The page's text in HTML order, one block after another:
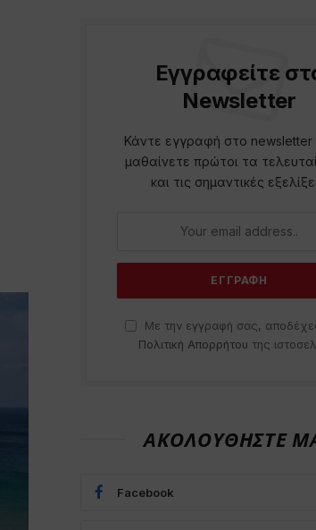
Εγγραφείτε
Newsletter
Κάντε εγγραφή στο newsletter
μαθαίνετε πρώτοι τα
και τις σημαντικές
Με την εγγραφή σας,
Πολιτική Απορρήτου της
ΑΚΟΛΟΥΘΗΣΤΕ
Facebook